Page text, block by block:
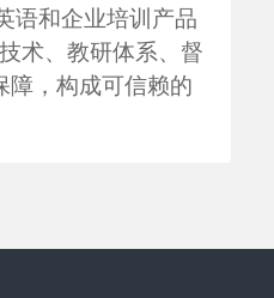
语和企业培训产品
术、教研体系、督
障，构成可信赖的